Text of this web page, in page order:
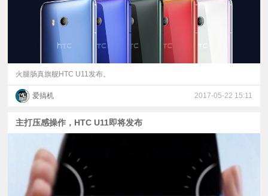
火腿肠真旗舰HTC U11发布。
爱搞机 2017-05-22 15:11
主打压感操作，HTC U11即将发布